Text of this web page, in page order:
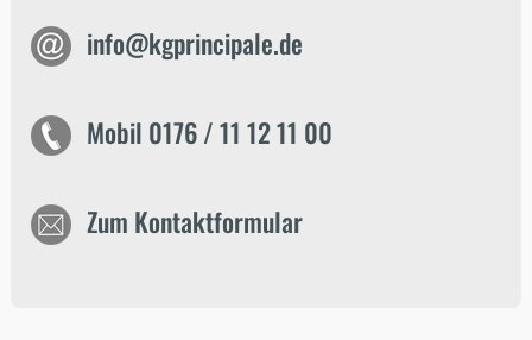
info@kgprincipale.de
Mobil 0176 / 11 12 11 00
Zum Kontaktformular